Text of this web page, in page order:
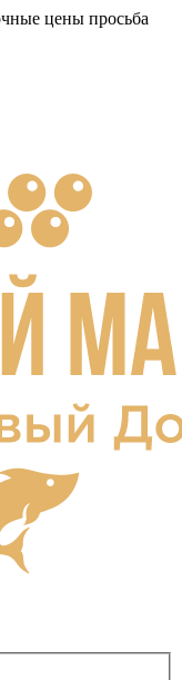
цены просьба